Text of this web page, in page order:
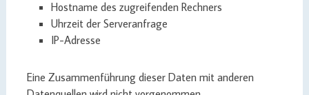
Hostname des zugreifenden Rechners
Uhrzeit der Serveranfrage
IP-Adresse
Eine Zusammenführung dieser Daten mit anderen